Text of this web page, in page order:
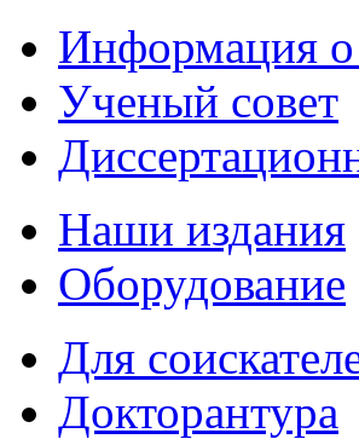
Информация
Ученый совет
Наши издания
Оборудование
Для
Докторантура